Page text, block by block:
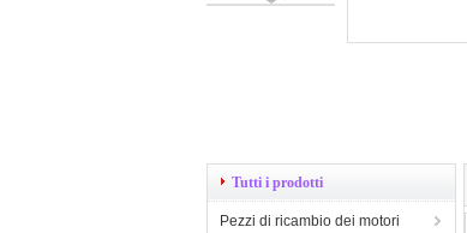
Tutti i prodotti
Pezzi di ricambio dei motori